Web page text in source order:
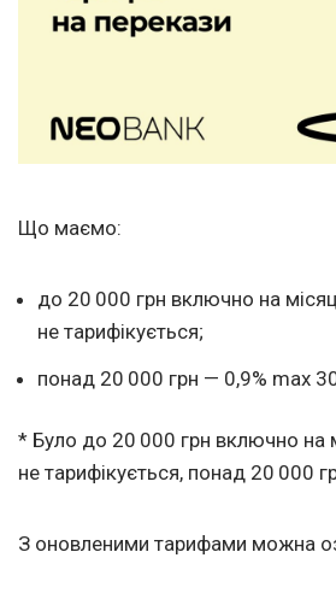
Що маємо:
до 20 000 грн включно на
не тарифікується;
понад 20 000 грн — 0,9% max
* Було до 20 000 грн включно на
не тарифікується, понад 20 000
З оновленими тарифами можна